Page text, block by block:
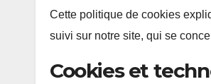
Cette politique de cookies
suivi sur notre site, qui se
Cookies et